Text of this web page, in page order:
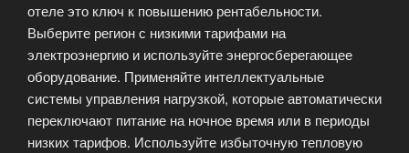
отеле это ключ к повышению рентабельности.
Выберите регион с низкими тарифами на
электроэнергию и используйте энергосберегающее
оборудование. Применяйте интеллектуальные
системы управления нагрузкой, которые автоматически
переключают питание на ночное время или в периоды
низких тарифов. Используйте избыточную тепловую